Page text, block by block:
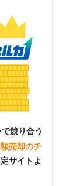
競り合う
売却のチ
サイトよ